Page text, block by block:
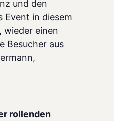
und den
Event in diesem
einen
Besucher aus
rollenden